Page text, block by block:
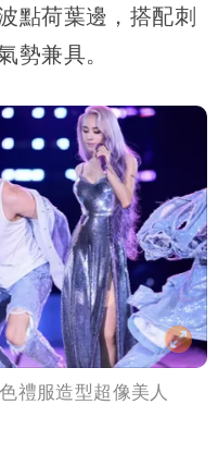
點荷葉邊，搭配刺
勢兼具。
禮服造型超像美人